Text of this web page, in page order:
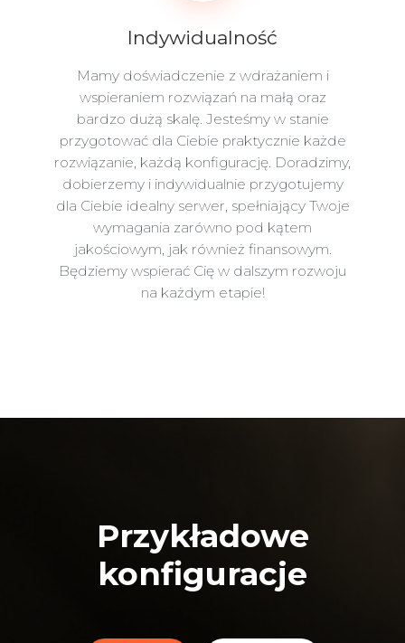
Indywidualność
Mamy doświadczenie z wdrażaniem i
wspieraniem rozwiązań na małą oraz
bardzo dużą skalę. Jesteśmy w stanie
przygotować dla Ciebie praktycznie każde
rozwiązanie, każdą konfigurację. Doradzimy,
dobierzemy i indywidualnie przygotujemy
dla Ciebie idealny serwer, spełniający Twoje
wymagania zarówno pod kątem
jakościowym, jak również finansowym.
Będziemy wspierać Cię w dalszym rozwoju
na każdym etapie!
Przykładowe
konfiguracje